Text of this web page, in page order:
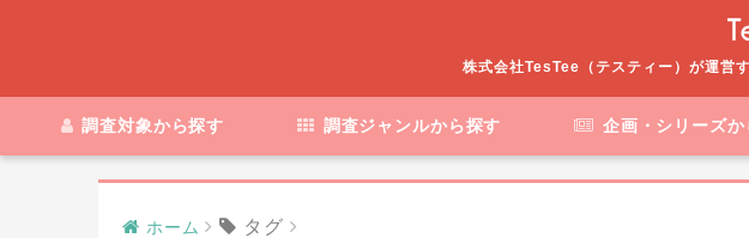
株式会社TesTee（テスティー）が運営
調査対象から探す 調査ジャンルから探す 企画・シリーズか
ホーム タグ